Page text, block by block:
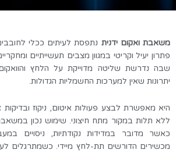
משאבת ואקום ידנית נתפסת לעיתים ככלי
פתרון יעיל וקריטי במגוון מצבים תעשייתיים
שבה נדרשת שליטה מדוייקת על הלחץ
יתרונות שאין למערכות החשמליות הגדולות.
היא מאפשרת לבצע פעולות איטום, ניקוז
ללא תלות במקור מתח חיצוני. שימוש נכון
כאשר מדובר במדידות נקודתיות, ניסויים
מכשירים הדורשים תת-לחץ מיידי. כשמתרגלים